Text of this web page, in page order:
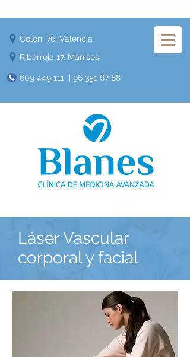
Colón, 76. Valencia
Ribarroja 17. Manises
609 449 111 96 351 67 88
​Láser Vascular
corporal y facial